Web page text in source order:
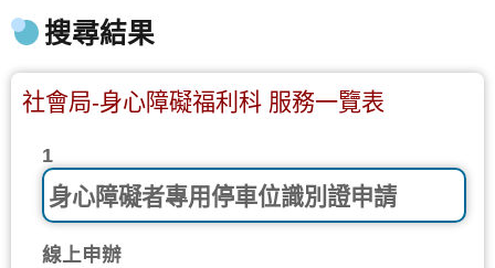
搜尋結果
社會局-身心障礙福利科 服務一覽表
1
身心障礙者專用停車位識別證申請
線上申辦